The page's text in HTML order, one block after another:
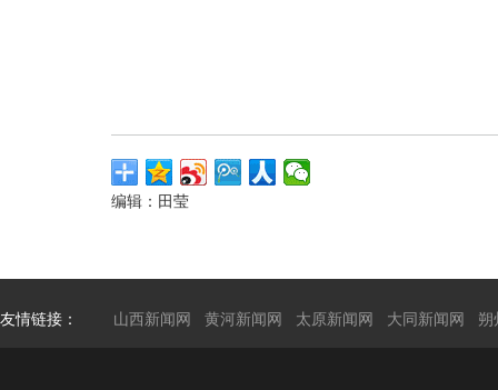
编辑：田莹
友情链接： 山西新闻网 黄河新闻网 太原新闻网 大同新闻网 朔